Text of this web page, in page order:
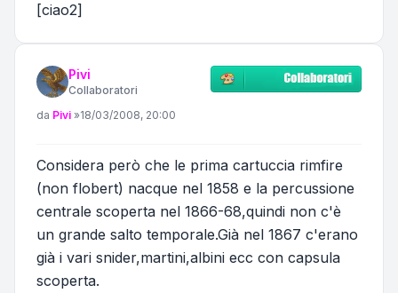
[ciao2]
Pivi
Collaboratori
Messaggio
da Pivi »18/03/2008, 20:00
Considera però che le prima cartuccia rimfire
(non flobert) nacque nel 1858 e la percussione
centrale scoperta nel 1866-68,quindi non c'è
un grande salto temporale.Già nel 1867 c'erano
già i vari snider,martini,albini ecc con capsula
scoperta.